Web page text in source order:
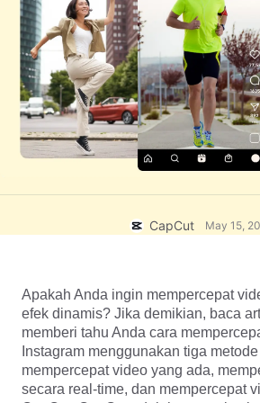
Teks & Audio
Keterangan otomatis
Template keterangan
Pengenalan ucapan
Teks ke ucapan
Suara khusus
Kurangi noise
Gambar
Pemasaran
Gaya hidup & Vlog
Desain kustom
Lainnya
Sumber daya
Panduan cara
Pilihan Teratas
Tren & tip template
Lainnya
Template industri
Template kilas balik
Pusat Kepercayaan
Pusat Bantuan
Newsroom
Tentang Ketentuan Layanan
Dreamina Seedance 2.0 Launch
Buka CapCut
CapCut May 15,
Apakah Anda ingin mempercepat
efek dinamis? Jika demikian, baca
memberi tahu Anda cara
Instagram menggunakan tiga
mempercepat video yang ada,
secara real-time, dan mempercepat